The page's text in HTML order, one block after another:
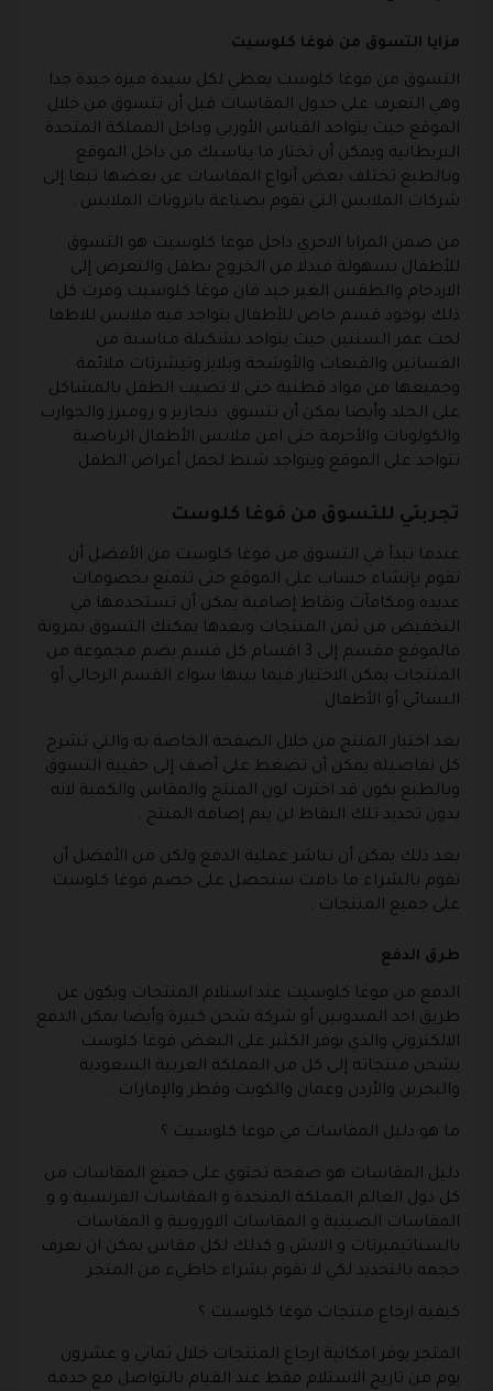
مزايا التسوق من فوغا كلوسيت
التسوق من فوغا كلوست يعطي لكل سيدة ميزة جيدة جدا
وهي التعرف على جدول المقاسات قبل أن تتسوق من خلال
الموقع حيث يتواجد القياس الأوربي وداخل المملكة المتحدة
البريطانية ويمكن أن تختار ما يناسبك من داخل الموقع
وبالطبع تختلف بعض أنواع المقاسات عن بعضها تبعا إلى
شركات الملابس التي تقوم بصناعة باترونات الملابس .
من ضمن المزايا الاخري داخل فوغا كلوسيت هو التسوق
للأطفال بسهولة فبدلا من الخروج بطفل والتعرض إلى
الازدحام والطقس الغير جيد فان فوغا كلوسيت وفرت كل
ذلك بوجود قسم خاص للأطفال يتواجد فيه ملابس للاطفا
لحت عمر السنتين حيث يتواجد تشكيلة مناسبة من
الفساتين والقبعات والأوشحة وبلايز وتيشرتات ملائمة
وجميعها من مواد قطنية حتى لا تصيب الطفل بالمشاكل
على الجلد وأيضا يمكن أن تتسوق دنجاريز و رومبرز والجوارب
والكولونات والأحزمة حتى امن ملابس الأطفال الرياضية
تتواجد على الموقع ويتواجد شنط لحمل أغراض الطفل .
تجربتي للتسوق من فوغا كلوست
عندما تبدأ في التسوق من فوغا كلوست من الأفضل أن
تقوم بإنشاء حساب على الموقع حتى تتمتع بخصومات
عديدة ومكافآت ونقاط إضافية يمكن أن تستخدمها في
التخفيض من ثمن المنتجات وبعدها يمكنك التسوق بمرونة
فالموقع مقسم إلى 3 اقسام كل قسم يضم مجموعة من
المنتجات يمكن الاختيار فيما بينها سواء القسم الرجالي أو
النسائي أو الأطفال .
بعد اختيار المنتج من خلال الصفحة الخاصة به والتي تشرح
كل تفاصيله يمكن أن تضغط على أضف إلى حقيبة التسوق
وبالطبع يكون قد اخترت لون المنتج والمقاس والكمية لانه
بدون تحديد تلك النقاط لن يتم إضافة المنتج .
بعد ذلك يمكن أن تباشر عملية الدفع ولكن من الأفضل أن
تقوم بالشراء ما دامت ستحصل على خصم فوغا كلوست
على جميع المنتجات .
طرق الدفع
الدفع من فوغا كلوسيت عند استلام المنتجات ويكون عن
طريق احد المندوبين أو شركة شحن كبيرة وأيضا يمكن الدفع
الالكتروني والذي يوفر الكثير على البعض فوغا كلوست
يشحن منتجاته إلى كل من المملكة العربية السعودية
والبحرين والأردن وعمان والكويت وقطر والإمارات .
ما هو دليل المقاسات في فوغا كلوسيت ؟
دليل المقاسات هو صفحة تحتوي على جميع المقاسات من
كل دول العالم المملكة المتحدة و المقاسات الفرنسية و و
المقاسات الصينية و المقاسات الاوروبية و المقاسات
بالسناتيميرتات و الانش و كذلك لكل مقاس يمكن ان تعرف
حجمه بالتحديد لكي لا تقوم بشراء خاطيء من المتجر .
كيفية ارجاع منتجات فوغا كلوسيت ؟
المتجر يوفر امكانية ارجاع المنتجات خلال ثماني و عشرون
يوم من تاريخ الاستلام فقط عند القيام بالتواصل مع خدمة